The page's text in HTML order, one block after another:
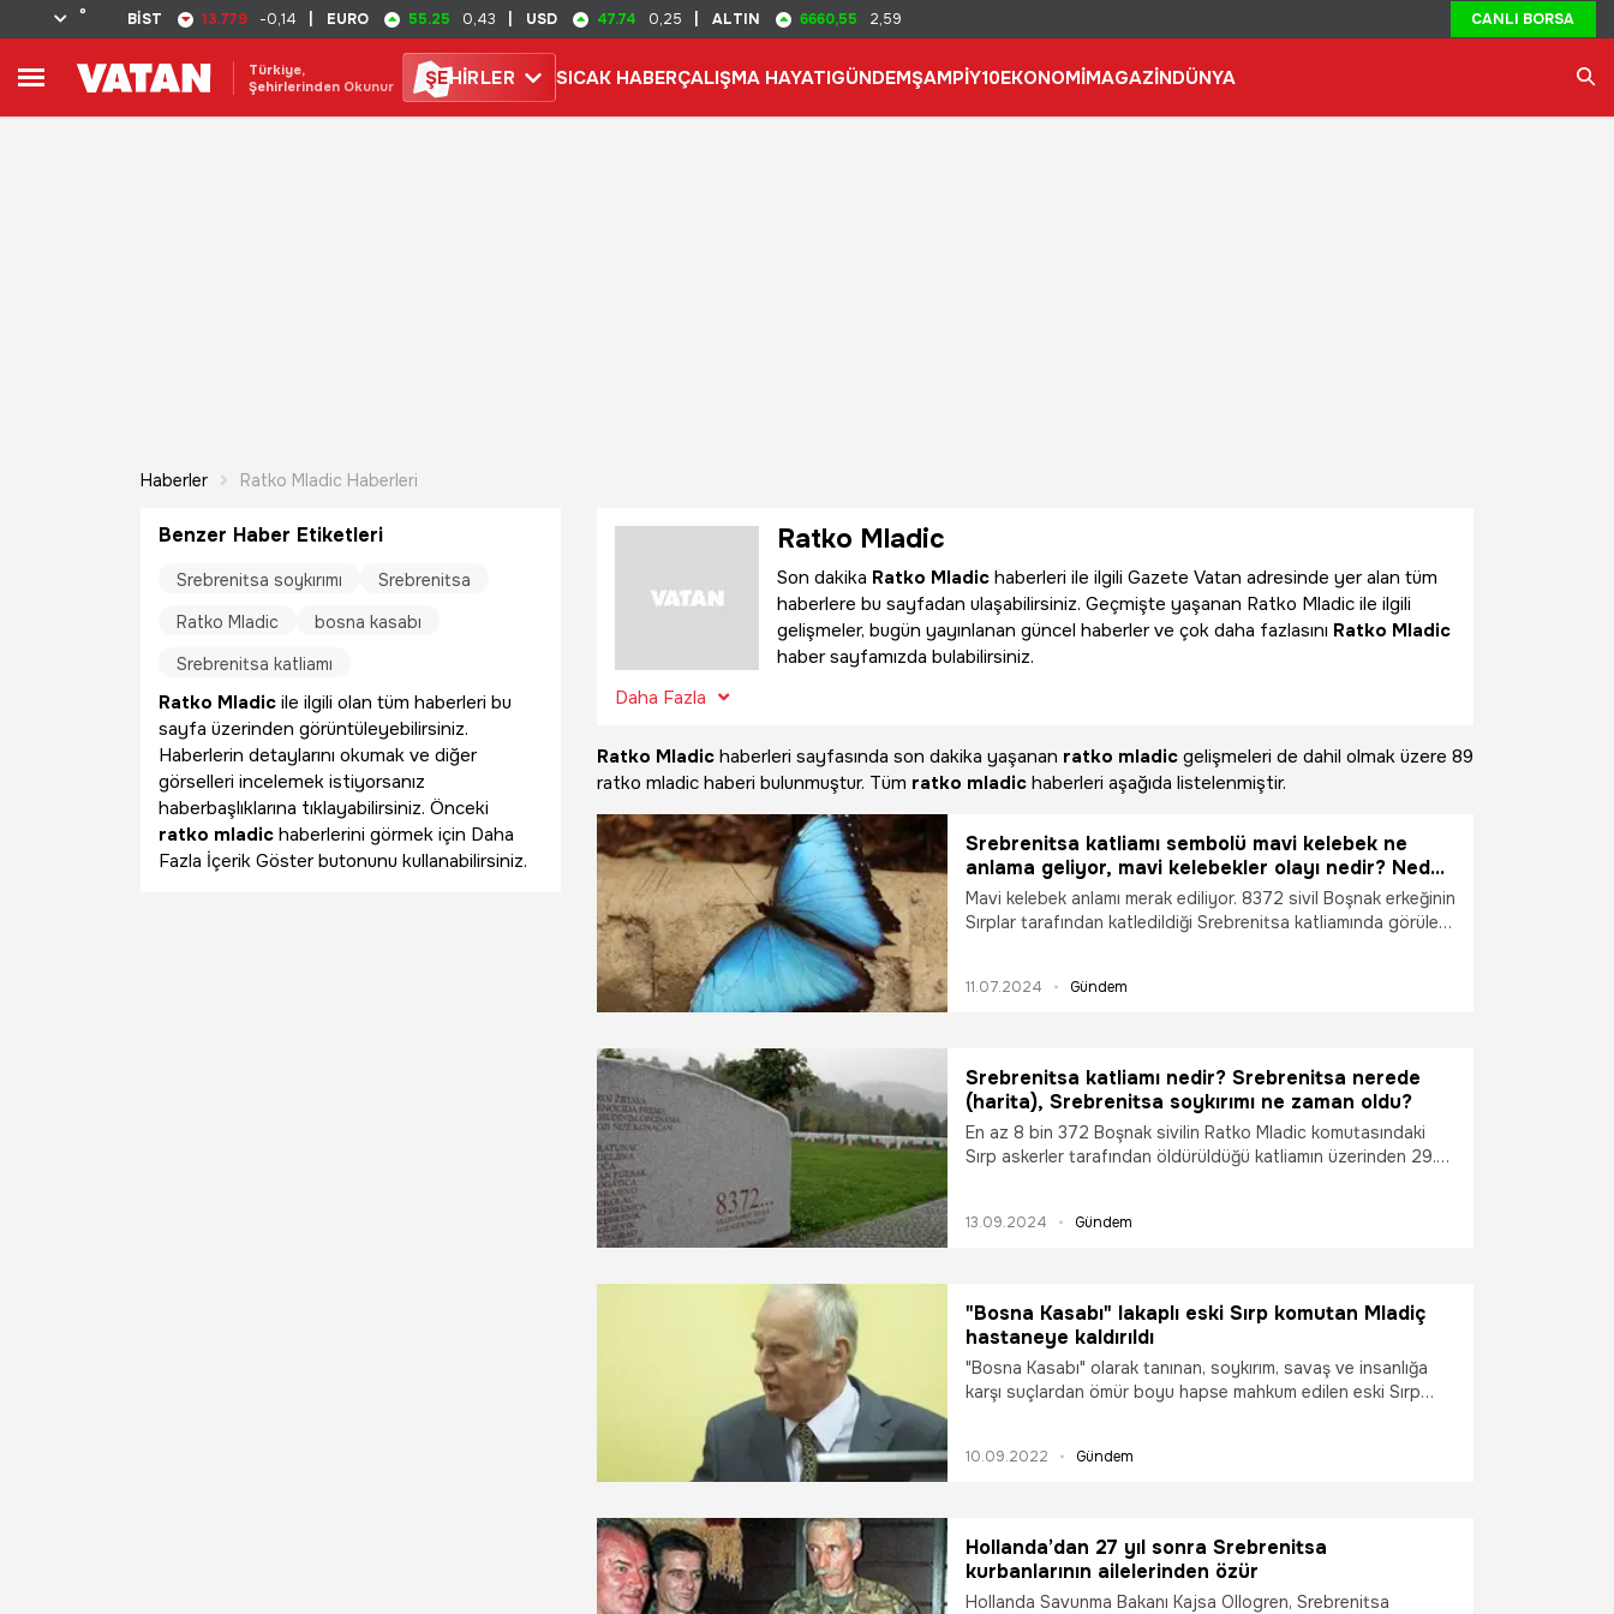
° BİST 13.779 -0,14 EURO 55.25 0,43 USD 47.74 0,25 ALTIN 6660,55 2,59 CANLI BORSA
Türkiye,
Şehirlerinden Okunur
ŞEHİRLER SICAK HABERÇALIŞMA HAYATIGÜNDEMŞAMPİY10EKONOMİMAGAZİNDÜNYA
Haberler Ratko Mladic Haberleri
Ratko Mladic
Son dakika Ratko Mladic haberleri ile ilgili Gazete Vatan adresinde yer alan tüm
haberlere bu sayfadan ulaşabilirsiniz. Geçmişte yaşanan Ratko Mladic ile ilgili
gelişmeler, bugün yayınlanan güncel haberler ve çok daha fazlasını Ratko Mladic
haber sayfamızda bulabilirsiniz.
Daha Fazla
Ratko Mladic haberleri sayfasında son dakika yaşanan ratko mladic gelişmeleri de dahil olmak üzere 89
ratko mladic haberi bulunmuştur. Tüm ratko mladic haberleri aşağıda listelenmiştir.
Srebrenitsa katliamı sembolü mavi kelebek ne
anlama geliyor, mavi kelebekler olayı nedir? Neden
Srebrenitsa soykırımının simgesi?
Mavi kelebek anlamı merak ediliyor. 8372 sivil Boşnak erkeğinin
Sırplar tarafından katledildiği Srebrenitsa katliamında görülen
kelebek ne anlama geliyor, mavi kelebekler olayı nedir?
11.07.2024 Gündem
Srebrenitsa katliamı nedir? Srebrenitsa nerede
(harita), Srebrenitsa soykırımı ne zaman oldu?
En az 8 bin 372 Boşnak sivilin Ratko Mladic komutasındaki
Sırp askerler tarafından öldürüldüğü katliamın üzerinden 29.
Srebrenitsa nerede (harita), Srebrenitsa soykırımı ne zaman
13.09.2024 Gündem
"Bosna Kasabı" lakaplı eski Sırp komutan Mladiç
hastaneye kaldırıldı
"Bosna Kasabı" olarak tanınan, soykırım, savaş ve insanlığa
karşı suçlardan ömür boyu hapse mahkum edilen eski Sırp
hastaneye kaldırıldığı belirtildi.
10.09.2022 Gündem
Hollanda’dan 27 yıl sonra Srebrenitsa
kurbanlarının ailelerinden özür
Hollanda Savunma Bakanı Kajsa Ollogren, Srebrenitsa
Benzer Haber Etiketleri
Srebrenitsa soykırımı
Srebrenitsa
Ratko Mladic
bosna kasabı
Srebrenitsa katliamı
Ratko Mladic ile ilgili olan tüm haberleri bu
sayfa üzerinden görüntüleyebilirsiniz.
Haberlerin detaylarını okumak ve diğer
görselleri incelemek istiyorsanız
haberbaşlıklarına tıklayabilirsiniz. Önceki
ratko mladic haberlerini görmek için Daha
Fazla İçerik Göster butonunu kullanabilirsiniz.